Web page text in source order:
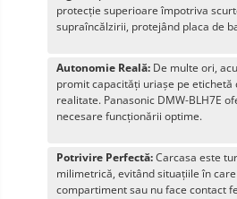
protecție superioare împotriva
supraîncălzirii, protejând placa de
Autonomie Reală: De multe ori,
promit capacități uriașe pe etichetă
realitate. Panasonic DMW-BLH7E
necesare funcționării optime.
Potrivire Perfectă:Carcasa este
milimetrică, evitând situațiile în
compartiment sau nu face contact